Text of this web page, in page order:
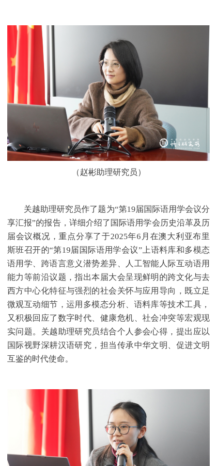
（赵彬助理研究员）
关越助理研究员作了题为“第19届国际语用学会议分
享汇报”的报告，详细介绍了国际语用学会历史沿革及历
届会议概况，重点分享了于2025年6月在澳大利亚布里
斯班召开的“第19届国际语用学会议”上语料库和多模态
语用学、跨语言意义潜势差异、人工智能人际互动语用
能力等前沿议题，指出本届大会呈现鲜明的跨文化与去
西方中心化特征与强烈的社会关怀与应用导向，既立足
微观互动细节，运用多模态分析、语料库等技术工具，
又积极回应了数字时代、健康危机、社会冲突等宏观现
实问题。关越助理研究员结合个人参会心得，提出应以
国际视野深耕汉语研究，担当传承中华文明、促进文明
互鉴的时代使命。